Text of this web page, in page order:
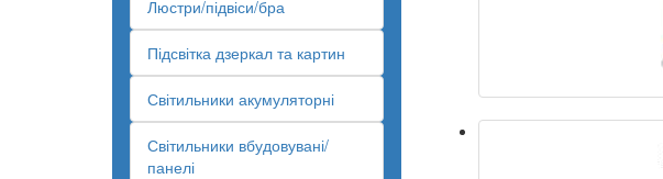
Люстри/підвіси/бра
Підсвітка дзеркал та картин
Світильники акумуляторні
Світильники вбудовувані/
панелі